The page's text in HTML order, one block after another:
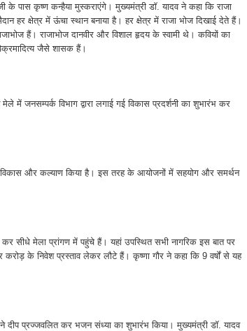
के पास कृष्ण कन्हैया मुस्कराएंगे। मुख्यमंत्री डॉ. यादव ने कहा कि राजा
हर क्षेत्र में ऊंचा स्थान बनाया है। हर क्षेत्र में राजा भोज दिखाई देते हैं।
हैं। राजाभोज दानवीर और विशाल हृदय के स्वामी थे। कवियों का
जैसे शासक हैं।
में जनसम्पर्क विभाग द्वारा लगाई गई विकास प्रदर्शनी का शुभारंभ कर
विकास और कल्याण किया है। इस तरह के आयोजनों में सहयोग और समर्थन
कर सीधे मेला प्रांगण में पहुंचे हैं। यहां उपस्थित सभी नागरिक इस बात पर
के निवेश प्रस्ताव लेकर लौटे हैं। कृष्णा गौर ने कहा कि 9 वर्षों से यह
दीप प्रज्जवलित कर भजन संध्या का शुभारंभ किया। मुख्यमंत्री डॉ. यादव